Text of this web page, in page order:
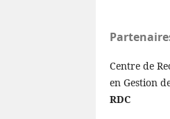
Centre de
en Gestion
RDC